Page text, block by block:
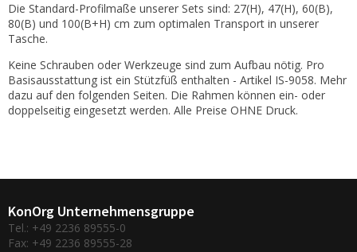
Die Standard-Profilmaße unserer Sets sind: 27(H), 47(H), 60(B),
80(B) und 100(B+H) cm zum optimalen Transport in unserer
Tasche.
Keine Schrauben oder Werkzeuge sind zum Aufbau nötig. Pro
Basisausstattung ist ein Stützfüß enthalten - Artikel IS-9058. Mehr
dazu auf den folgenden Seiten. Die Rahmen können ein- oder
doppelseitig eingesetzt werden. Alle Preise OHNE Druck.
KonOrg Unternehmensgruppe
Tel.: +49 2236 89555-0
Fax: +49 2236 89555-28